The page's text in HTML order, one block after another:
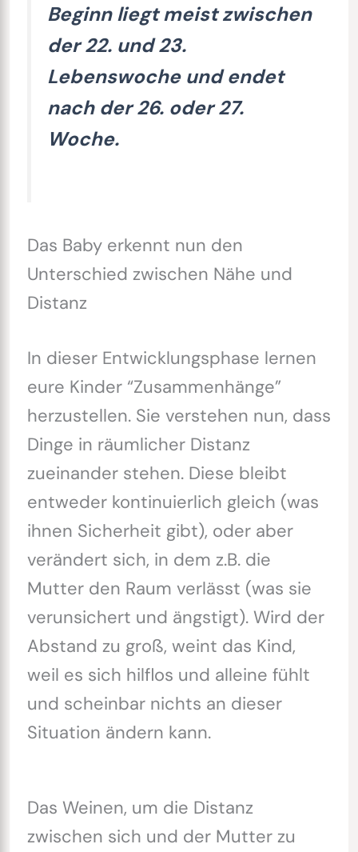
Beginn liegt meist zwischen
der 22. und 23.
Lebenswoche und endet
nach der 26. oder 27.
Woche.
Das Baby erkennt nun den
Unterschied zwischen Nähe und
Distanz
In dieser Entwicklungsphase lernen
eure Kinder “Zusammenhänge”
herzustellen. Sie verstehen nun, dass
Dinge in räumlicher Distanz
zueinander stehen. Diese bleibt
entweder kontinuierlich gleich (was
ihnen Sicherheit gibt), oder aber
verändert sich, in dem z.B. die
Mutter den Raum verlässt (was sie
verunsichert und ängstigt). Wird der
Abstand zu groß, weint das Kind,
weil es sich hilflos und alleine fühlt
und scheinbar nichts an dieser
Situation ändern kann.
Das Weinen, um die Distanz
zwischen sich und der Mutter zu